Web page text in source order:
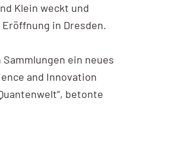
Klein weckt und
Eröffnung in Dresden.
ein neues
and Innovation
betonte